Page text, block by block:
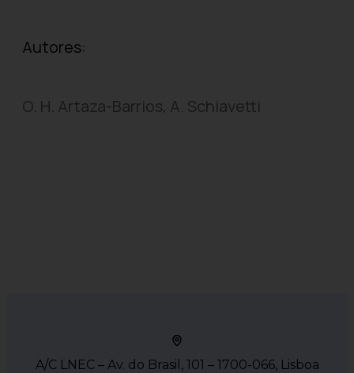
Autores:
O. H. Artaza-Barrios, A. Schiavetti
A/C LNEC – Av. do Brasil, 101 – 1700-066, Lisboa